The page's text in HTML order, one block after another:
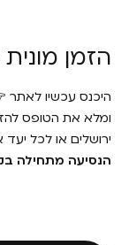
הזמן
היכנס עכשיו לאתר
ומלא את הטופס
ירושלים או לכל יעד
הנסיעה מתחילה